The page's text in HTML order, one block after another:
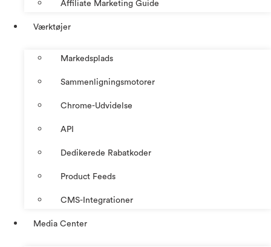
Affiliate Marketing Guide
Værktøjer
Markedsplads
Sammenligningsmotorer
Chrome-Udvidelse
API
Dedikerede Rabatkoder
Product Feeds
CMS-Integrationer
Media Center